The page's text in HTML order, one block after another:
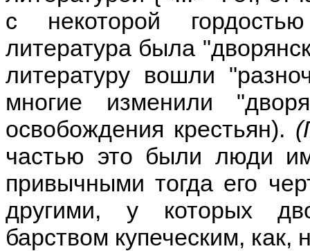
с некоторой
литература была
литературу вошли
многие изменили
освобождения крестьян).
частью это были люди
привычными тогда его
другими, у которых
барством купеческим,